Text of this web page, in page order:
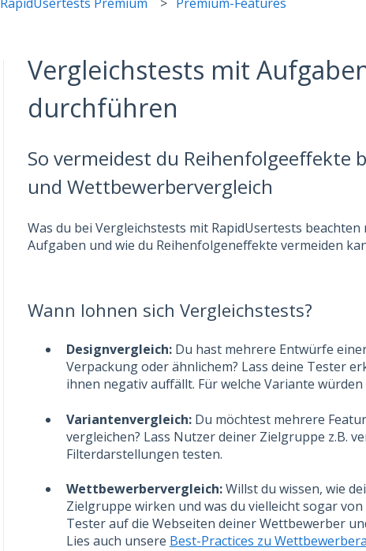
Vergleichstests mit
durchführen
So vermeidest du Reihenfolgeeffekte
und Wettbewerbervergleich
Was du bei Vergleichstests mit RapidUsertests
Aufgaben und wie du Reihenfolgeneffekte vermeiden
Wann lohnen sich Vergleichstests?
Designvergleich:Du hast mehrere Entwürfe
Verpackung oder ähnlichem? Lass deine Tester
ihnen negativ auffällt. Für welche Variante
Variantenvergleich:Du möchtest mehrere
vergleichen? Lass Nutzer deiner Zielgruppe z.B.
Filterdarstellungen testen.
Wettbewerbervergleich:Willst du wissen, wie
Zielgruppe wirken und was du vielleicht sogar
Tester auf die Webseiten deiner Wettbewerber
Lies auch unsere Best-Practices zu